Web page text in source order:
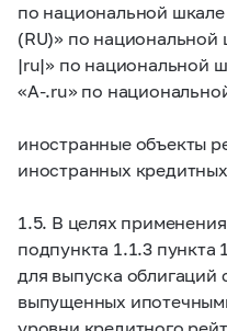
по национальной
(RU)» по
|ru|» по национальной
«A-.ru» по
иностранные объекты
иностранных
1.5. В целях
подпункта 1.1.3 пункта
для выпуска
выпущенных